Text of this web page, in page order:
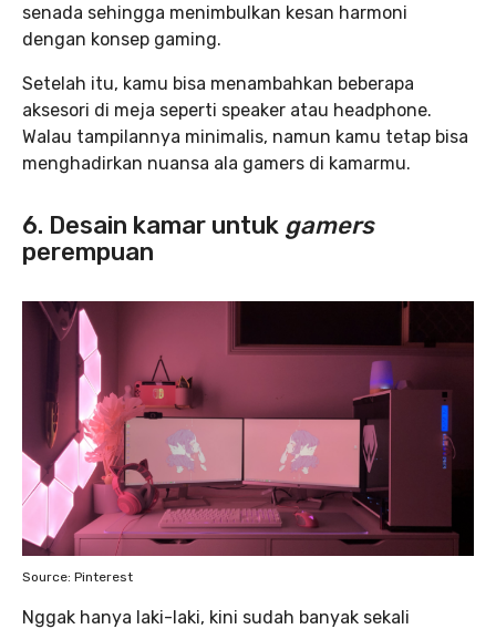
senada sehingga menimbulkan kesan harmoni
dengan konsep gaming.
Setelah itu, kamu bisa menambahkan beberapa
aksesori di meja seperti speaker atau headphone.
Walau tampilannya minimalis, namun kamu tetap bisa
menghadirkan nuansa ala gamers di kamarmu.
6. Desain kamar untuk gamers
perempuan
Source: Pinterest
Nggak hanya laki-laki, kini sudah banyak sekali